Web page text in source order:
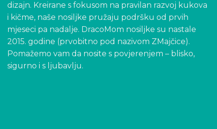
dizajn. Kreirane s fokusom na pravilan razvoj kukova
i kičme, naše nosiljke pružaju podršku od prvih
mjeseci pa nadalje. DracoMom nosiljke su nastale
2015. godine (prvobitno pod nazivom ZMajčice).
Pomažemo vam da nosite s povjerenjem – blisko,
sigurno i s ljubavlju.